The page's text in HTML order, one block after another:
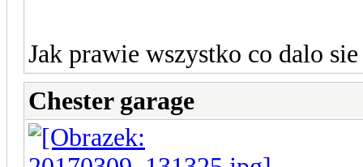
Jak prawie wszystko co dalo
Chester garage